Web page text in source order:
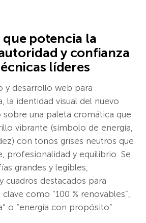
que potencia la
y confianza
líderes
y desarrollo web para
la identidad visual del nuevo
una paleta cromática que
vibrante (símbolo de energía,
con tonos grises neutros que
profesionalidad y equilibrio. Se
grandes y legibles,
cuadros destacados para
como “100 % renovables”,
o “energía con propósito”.